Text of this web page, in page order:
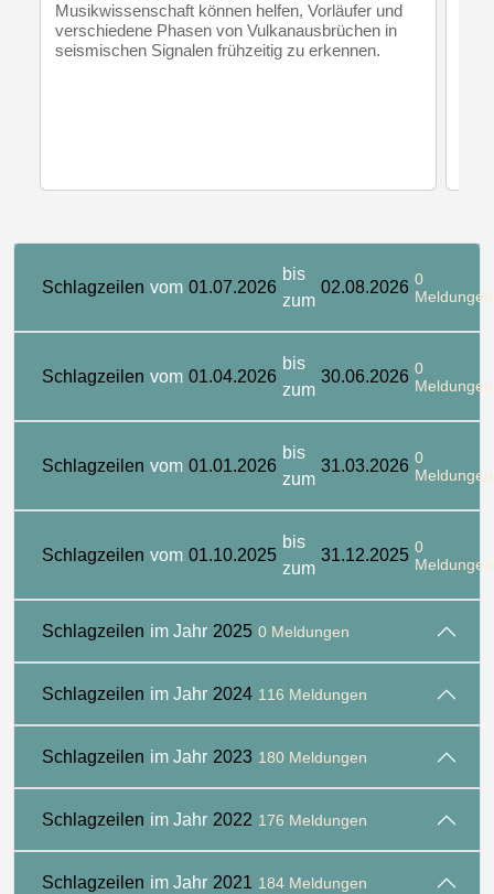
Musikwissenschaft können helfen, Vorläufer und
verschiedene Phasen von Vulkanausbrüchen in
seismischen Signalen frühzeitig zu erkennen.
Schlagzeilen vom 01.07.2026
bis
zum
02.08.2026 0
Meldungen
Schlagzeilen vom 01.04.2026
bis
zum
30.06.2026 0
Meldungen
Schlagzeilen vom 01.01.2026
bis
zum
31.03.2026 0
Meldungen
Schlagzeilen vom 01.10.2025
bis
zum
31.12.2025 0
Meldungen
Schlagzeilen im Jahr 2025 0 Meldungen
Schlagzeilen im Jahr 2024 116 Meldungen
Schlagzeilen im Jahr 2023 180 Meldungen
Schlagzeilen im Jahr 2022 176 Meldungen
Schlagzeilen im Jahr 2021 184 Meldungen